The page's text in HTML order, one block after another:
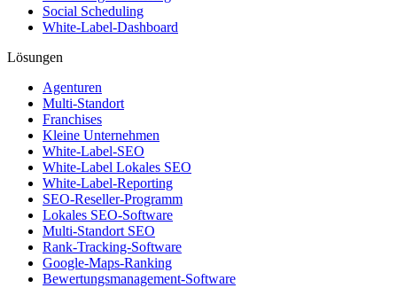
Social Scheduling
White-Label-Dashboard
Lösungen
Agenturen
Multi-Standort
Franchises
Kleine Unternehmen
White-Label-SEO
White-Label Lokales SEO
White-Label-Reporting
SEO-Reseller-Programm
Lokales SEO-Software
Multi-Standort SEO
Rank-Tracking-Software
Google-Maps-Ranking
Bewertungsmanagement-Software